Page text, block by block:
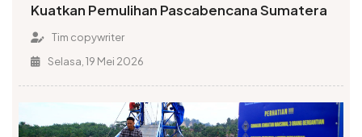
Kuatkan Pemulihan Pascabencana Sumatera
Tim copywriter
Selasa, 19 Mei 2026